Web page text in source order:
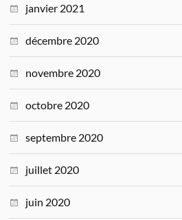
janvier 2021
décembre 2020
novembre 2020
octobre 2020
septembre 2020
juillet 2020
juin 2020